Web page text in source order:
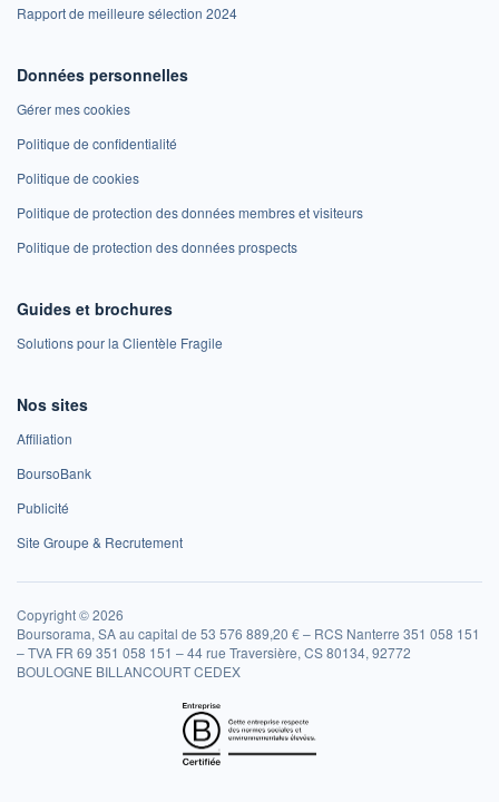
Rapport de meilleure sélection 2024
Données personnelles
Gérer mes cookies
Politique de confidentialité
Politique de cookies
Politique de protection des données membres et visiteurs
Politique de protection des données prospects
Guides et brochures
Solutions pour la Clientèle Fragile
Nos sites
Affiliation
BoursoBank
Publicité
Site Groupe & Recrutement
Copyright © 2026
Boursorama, SA au capital de 53 576 889,20 € – RCS Nanterre 351 058 151
– TVA FR 69 351 058 151 – 44 rue Traversière, CS 80134, 92772
BOULOGNE BILLANCOURT CEDEX